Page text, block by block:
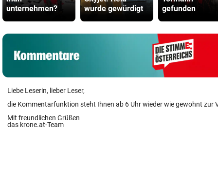
unternehmen?
wurde gewürdigt
gefunden
Liebe Leserin, lieber Leser,
die Kommentarfunktion steht Ihnen ab 6 Uhr wieder wie gewohnt zur
Mit freundlichen Grüßen
das krone.at-Team